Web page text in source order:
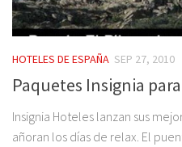
HOTELES DE ESPAÑA SEP 27, 2010
Paquetes Insignia
Insignia Hoteles lanzan sus
añoran los días de relax. El